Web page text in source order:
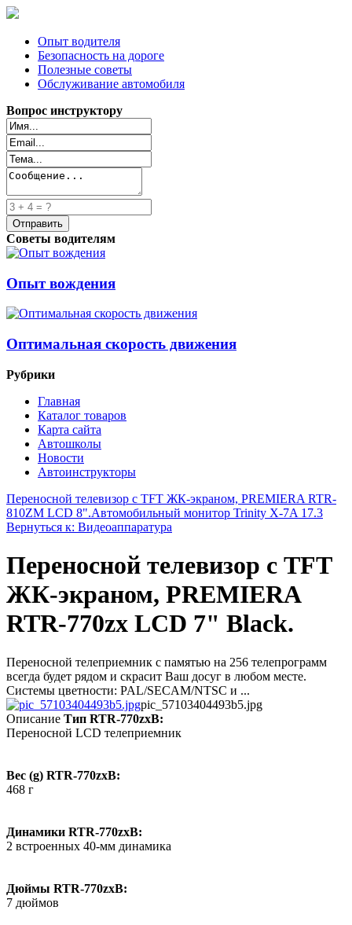
Опыт водителя
Безопасность на дороге
Полезные советы
Обслуживание автомобиля
Вопрос инструктору
Советы водителям
Опыт вождения
Оптимальная скорость движения
Рубрики
Главная
Каталог товаров
Карта сайта
Автошколы
Новости
Автоинструкторы
Переносной телевизор с TFT ЖК-экраном, PREMIERA RTR-
810ZM LCD 8".Автомобильный монитор Trinity X-7A 17.3
Вернуться к: Видеоаппаратура
Переносной телевизор с TFT
ЖК-экраном, PREMIERA
RTR-770zx LCD 7" Black.
Переносной телеприемник с памятью на 256 телепрограмм
всегда будет рядом и скрасит Ваш досуг в любом месте.
Системы цветности: PAL/SECAM/NTSC и ...
pic_57103404493b5.jpg
Описание Тип RTR-770zxB:
Переносной LCD телеприемник
Вес (g) RTR-770zxB:
468 г
Динамики RTR-770zxB:
2 встроенных 40-мм динамика
Дюймы RTR-770zxB:
7 дюймов